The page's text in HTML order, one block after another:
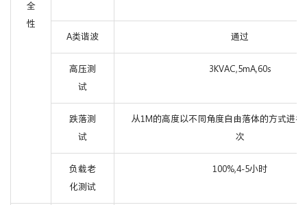
全
性
A类谐波 通过
高压测
试
3KVAC,5mA,60s
跌落测
试
从1M的高度以不同角度自由落体的方式进行
次
负载老
化测试
100%,4-5小时